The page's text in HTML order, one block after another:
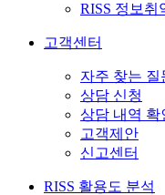
RISS 정보취
고객센터
자주 찾는 질
상담 신청
상담 내역 확
고객제안
신고센터
RISS 활용도 분석